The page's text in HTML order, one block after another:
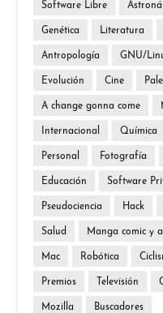
Software Libre
Genética Literatura
Antropología GNU/
Evolución Cine
A change gonna come
Internacional Química
Personal Fotografía
Educación Software
Pseudociencia Hack
Salud Manga comic y
Mac Robótica
Premios Televisión
Mozilla Buscadores